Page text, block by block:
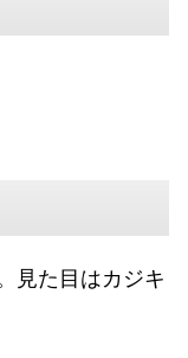
見た目はカジキ